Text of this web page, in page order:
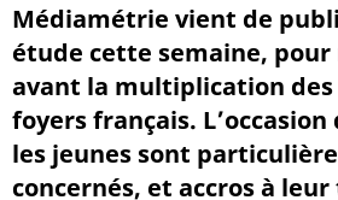
Médiamétrie vient de
étude cette semaine,
avant la multiplication des
foyers français.
les jeunes sont
concernés, et accros à